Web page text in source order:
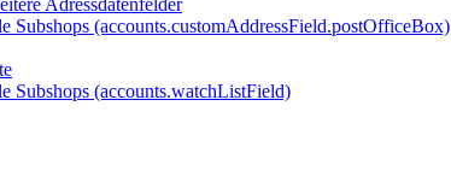
Adressdatenfelder
Subshops (accounts.customAddressField.postOfficeBox)
Subshops (accounts.watchListField)